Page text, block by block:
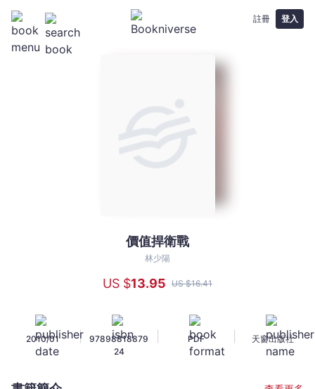
註冊 登入
價值捍衛戰
林少陽
US $13.95 US $16.41
2010/01 |
97898818879
24
PDF 天窗出版社